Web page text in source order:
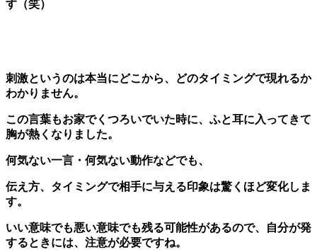
す（笑）
刺激というのは本当にどこから、どのタイミングで現れるか
わかりません。
この言葉もお家でくつろいでいた時に、ふと耳に入ってきて
胸が熱くなりました。
何気ない一言・何気ない動作などでも、
伝え方、タイミングで相手に与える印象は驚くほど変化しま
す。
いい意味でも悪い意味でも残る可能性があるので、自分が発
するときには、注意が必要ですね。